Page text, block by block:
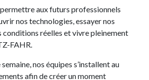
aux futurs professionnels
nos technologies, essayer nos
conditions réelles et vivre pleinement
FAHR.
nos équipes s’installent au
afin de créer un moment